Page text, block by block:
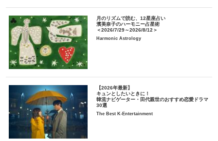
月のリズムで読む、12星座占い
濱美奈子のハーモニー占星術
＜2026/7/29～2026/8/12＞
Harmonic Astrology
【2026年最新】
キュンとしたいときに！
韓流ナビゲーター・田代親世のおすすめ恋愛ドラマ
30選
The Best K-Entertainment